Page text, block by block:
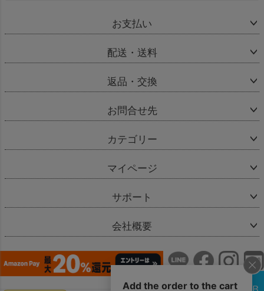
お支払い
配送・送料
返品・交換
お問合せ先
カテゴリー
マイページ
サポート
会社概要